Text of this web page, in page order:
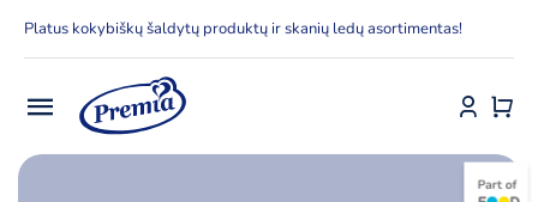
Platus kokybiškų šaldytų produktų ir skanių ledų asortimentas!
Toggle
Navigation